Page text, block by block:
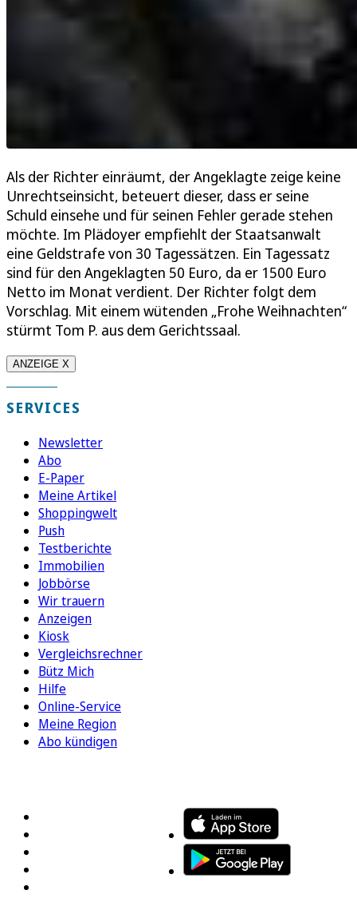
Als der Richter einräumt, der Angeklagte zeige keine
Unrechtseinsicht, beteuert dieser, dass er seine
Schuld einsehe und für seinen Fehler gerade stehen
möchte. Im Plädoyer empfiehlt der Staatsanwalt
eine Geldstrafe von 30 Tagessätzen. Ein Tagessatz
sind für den Angeklagten 50 Euro, da er 1500 Euro
Netto im Monat verdient. Der Richter folgt dem
Vorschlag. Mit einem wütenden „Frohe Weihnachten“
stürmt Tom P. aus dem Gerichtssaal.
ANZEIGE X
SERVICES
Newsletter
Abo
E-Paper
Meine Artikel
Shoppingwelt
Push
Testberichte
Immobilien
Jobbörse
Wir trauern
Anzeigen
Kiosk
Vergleichsrechner
Bütz Mich
Hilfe
Online-Service
Meine Region
Abo kündigen